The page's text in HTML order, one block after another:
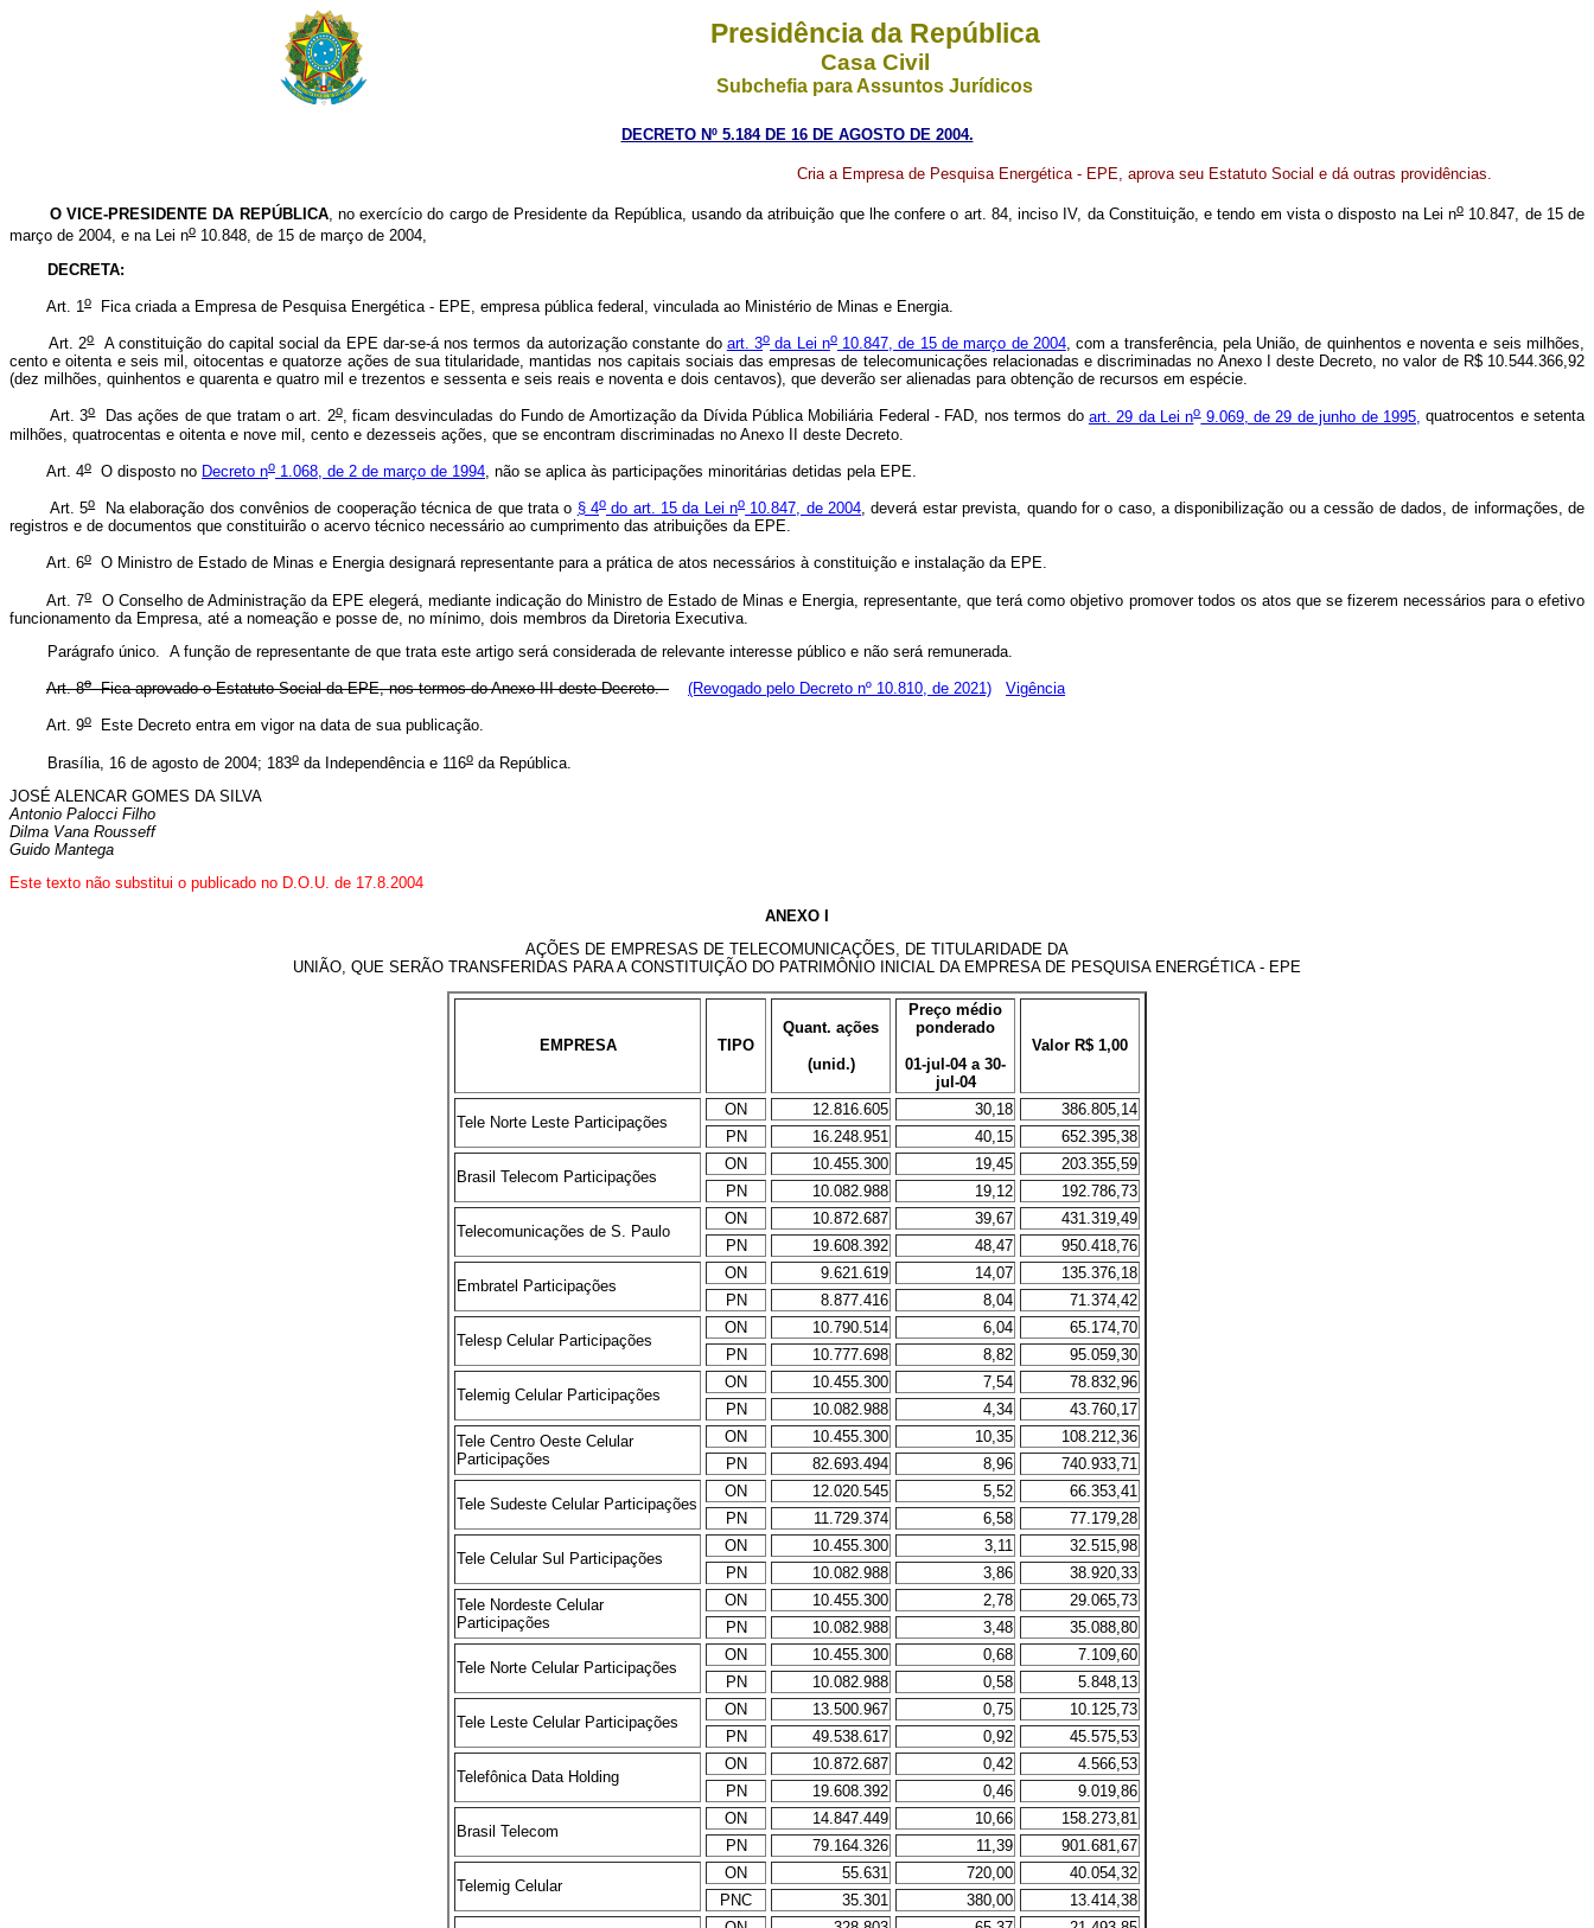
Presidência da República
Casa Civil
Subchefia para Assuntos Jurídicos
DECRETO Nº 5.184 DE 16 DE AGOSTO DE 2004.
Cria a Empresa de Pesquisa Energética - EPE, aprova seu Estatuto Social e dá outras providências.
O VICE-PRESIDENTE DA REPÚBLICA, no exercício do cargo de Presidente da República, usando da atribuição que lhe confere o art. 84, inciso IV, da Constituição, e tendo em vista o disposto na Lei no 10.847, de 15 de
março de 2004, e na Lei no 10.848, de 15 de março de 2004,
DECRETA:
Art. 1 o Fica criada a Empresa de Pesquisa Energética - EPE, empresa pública federal, vinculada ao Ministério de Minas e Energia.
Art. 2oA constituição do capital social da EPE dar-se-á nos termos da autorização constante do art. 3oda Lei no10.847, de 15 de março de 2004, com a transferência, pela União, de quinhentos e noventa e seis milhões,
cento e oitenta e seis mil, oitocentas e quatorze ações de sua titularidade, mantidas nos capitais sociais das empresas de telecomunicações relacionadas e discriminadas no Anexo I deste Decreto, no valor de R$ 10.544.366,92
(dez milhões, quinhentos e quarenta e quatro mil e trezentos e sessenta e seis reais e noventa e dois centavos), que deverão ser alienadas para obtenção de recursos em espécie.
Art. 3oDas ações de que tratam o art. 2o, ficam desvinculadas do Fundo de Amortização da Dívida Pública Mobiliária Federal - FAD, nos termos do art. 29 da Lei no9.069, de 29 de junho de 1995, quatrocentos e setenta
milhões, quatrocentas e oitenta e nove mil, cento e dezesseis ações, que se encontram discriminadas no Anexo II deste Decreto.
Art. 4o O disposto no Decreto no 1.068, de 2 de março de 1994 , não se aplica às participações minoritárias detidas pela EPE.
Art. 5oNa elaboração dos convênios de cooperação técnica de que trata o § 4o do art. 15 da Lei no10.847, de 2004, deverá estar prevista, quando for o caso, a disponibilização ou a cessão de dados, de informações, de
registros e de documentos que constituirão o acervo técnico necessário ao cumprimento das atribuições da EPE.
Art. 6o O Ministro de Estado de Minas e Energia designará representante para a prática de atos necessários à constituição e instalação da EPE.
Art. 7oO Conselho de Administração da EPE elegerá, mediante indicação do Ministro de Estado de Minas e Energia, representante, que terá como objetivo promover todos os atos que se fizerem necessários para o efetivo
funcionamento da Empresa, até a nomeação e posse de, no mínimo, dois membros da Diretoria Executiva.
Parágrafo único. A função de representante de que trata este artigo será considerada de relevante interesse público e não será remunerada.
Art. 8oFica aprovado o Estatuto Social da EPE, nos termos do Anexo III deste Decreto. (Revogado pelo Decreto nº 10.810, de 2021) Vigência
Art. 9o Este Decreto entra em vigor na data de sua publicação.
Brasília, 16 de agosto de 2004; 183o da Independência e 116o da República.
JOSÉ ALENCAR GOMES DA SILVA
Antonio Palocci Filho
Dilma Vana Rousseff
Guido Mantega
Este texto não substitui o publicado no D.O.U. de 17.8.2004
ANEXO I
AÇÕES DE EMPRESAS DE TELECOMUNICAÇÕES, DE TITULARIDADE DA
UNIÃO, QUE SERÃO TRANSFERIDAS PARA A CONSTITUIÇÃO DO PATRIMÔNIO INICIAL DA EMPRESA DE PESQUISA ENERGÉTICA - EPE
EMPRESA TIPO
Quant. ações
(unid.)
Preço médio
ponderado
01-jul-04 a 30-
jul-04
Valor R$ 1,00
Tele Norte Leste Participações
ON 12.816.605 30,18
386.805,14
PN
16.248.951 40,15 652.395,38
Brasil Telecom Participações
ON 10.455.300 19,45
203.355,59
PN
10.082.988 19,12 192.786,73
Telecomunicações de S. Paulo
ON 10.872.687 39,67
431.319,49
PN
19.608.392 48,47 950.418,76
Embratel Participações
ON 9.621.619 14,07
135.376,18
PN
8.877.416 8,04 71.374,42
Telesp Celular Participações
ON 10.790.514 6,04
65.174,70
PN
10.777.698 8,82 95.059,30
Telemig Celular Participações
ON 10.455.300 7,54
78.832,96
PN
10.082.988 4,34
43.760,17
Tele Centro Oeste Celular
Participações
ON 10.455.300 10,35
108.212,36
PN
82.693.494 8,96 740.933,71
Tele Sudeste Celular Participações
ON 12.020.545 5,52
66.353,41
PN
11.729.374 6,58 77.179,28
Tele Celular Sul Participações
ON 10.455.300 3,11
32.515,98
PN
10.082.988 3,86
38.920,33
Tele Nordeste Celular
Participações
ON 10.455.300 2,78
29.065,73
PN
10.082.988 3,48 35.088,80
Tele Norte Celular Participações
ON 10.455.300 0,68
7.109,60
PN
10.082.988 0,58 5.848,13
Tele Leste Celular Participações
ON 13.500.967 0,75
10.125,73
PN
49.538.617 0,92 45.575,53
Telefônica Data Holding
ON 10.872.687 0,42
4.566,53
PN
19.608.392 0,46 9.019,86
Brasil Telecom
ON 14.847.449 10,66
158.273,81
PN
79.164.326 11,39 901.681,67
Telemig Celular
ON 55.631 720,00
40.054,32
PNC
35.301 380,00 13.414,38